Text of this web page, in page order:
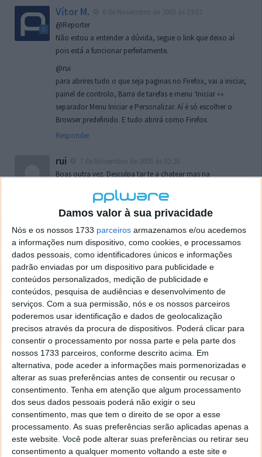
Damos valor à sua privacidade
Nós e os nossos 1733 parceiros armazenamos e/ou acedemos
a informações num dispositivo, como cookies, e processamos
dados pessoais, como identificadores únicos e informações
padrão enviadas por um dispositivo para publicidade e
conteúdos personalizados, medição de publicidade e
conteúdos, pesquisa de audiências e desenvolvimento de
serviços. Com a sua permissão, nós e os nossos parceiros
poderemos usar identificação e dados de geolocalização
precisos através da procura de dispositivos. Poderá clicar para
consentir o processamento por nossa parte e pela parte dos
nossos 1733 parceiros, conforme descrito acima. Em
alternativa, pode aceder a informações mais pormenorizadas e
alterar as suas preferências antes de consentir ou recusar o
consentimento. Tenha em atenção que algum processamento
dos seus dados pessoais poderá não exigir o seu
consentimento, mas que tem o direito de se opor a esse
processamento. As suas preferências serão aplicadas apenas a
este website. Você pode alterar suas preferências ou retirar seu
consentimento a qualquer momento voltando a este site e
Vítor M.
@Reporter
Não estou a entender a dúvida, segue o link que deixo aí
pois está a funcionar perfeitamente.
@rui
para abrires tudo o que seja paginas no Firefox, vai a iniciar,
painel de controlo, Barra de tarefas e menu ‘Iniciar »»
separador Menu Iniciar e Personalizar. Aí é só escolher o
Browser predefinido. E tudo abrirá como Firefox.
Responder
rui
Boas outra vez. Desculpa tar te a chatear mas na
o firefox como browser predefenido
de control tudo e nada. Tou a comecar a desesperar, ate ja
tentei apagar o explorer na tentativa de forçar o uso do
firefox mas em vao. Kaso te lembres de outra dica fico
agradecido, caso contrario obrigado a mesma
Responder
Vítor M.
7 de Novembro de 2005 às 01:39
@Reporter
Desculpa mas o link funciona. Seja como for segue por mail
o MSn Messenger 8.
Responder
Vítor M.
7 de Novembro de 2005 às 11:21
@Rui
Tens de encontrar o que te falei. Faz da seguinte maneira,
janela iniciar e no topo dessa janela com o botão direito do
rato faz propriedades. Depois no separador Menu ‘Iniciar’
clica no botão ‘Personalizar’ aí encontrarás no separador
geral a opção para escolheres o Browser com que queres